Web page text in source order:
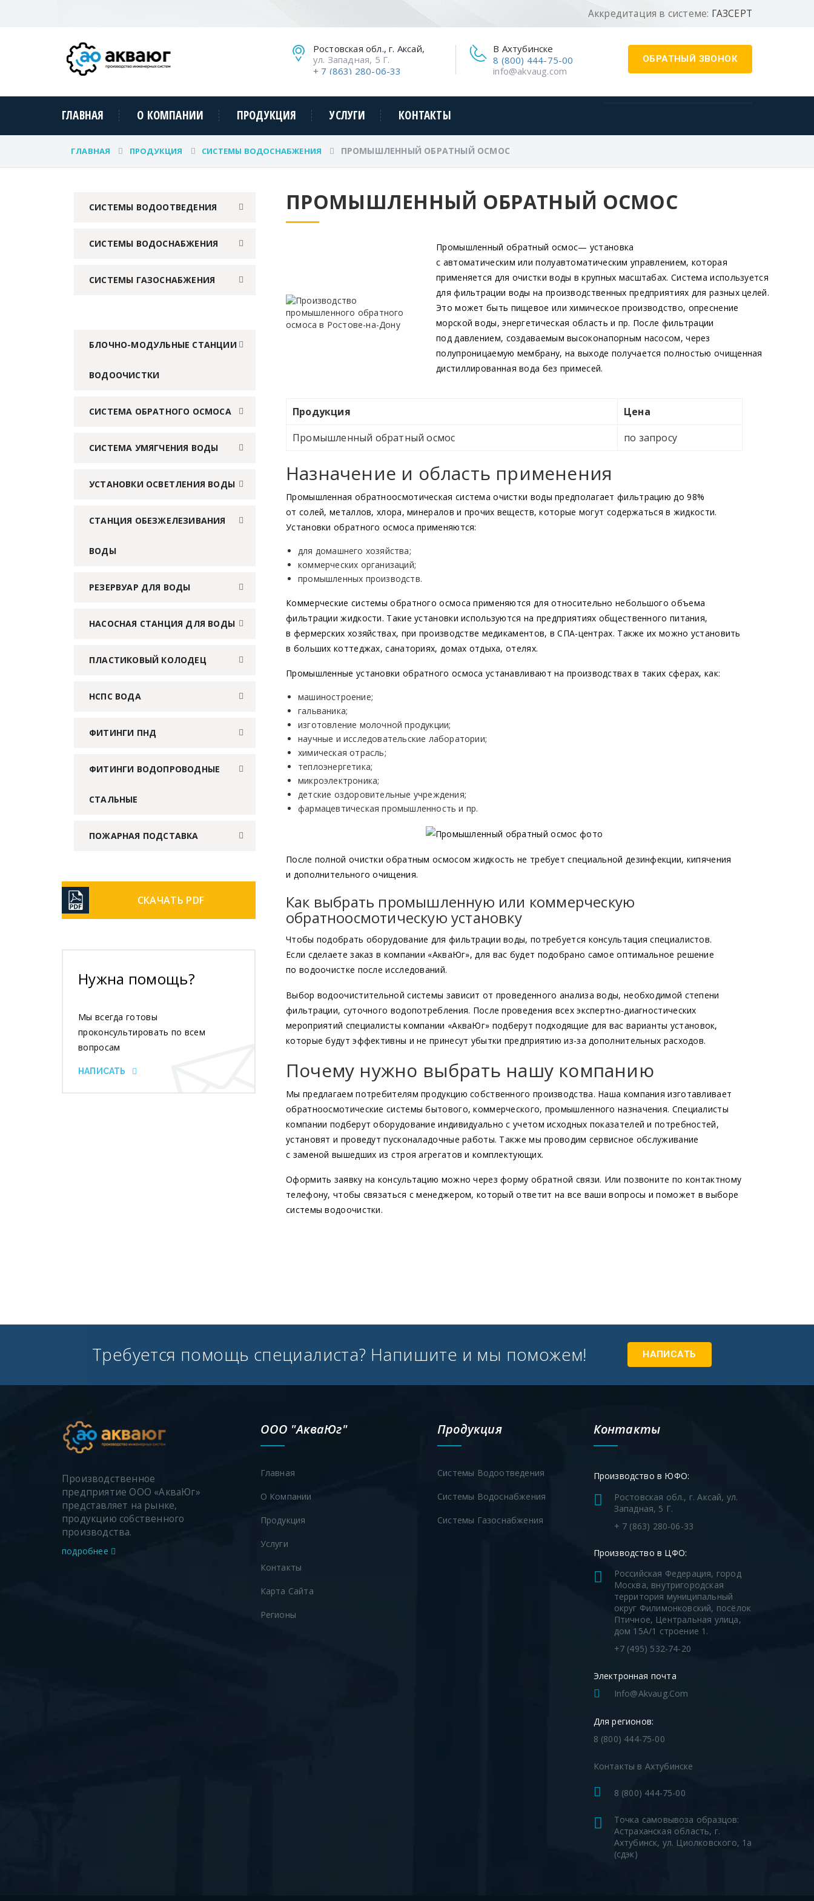
Аккредитация в системе: ГАЗСЕРТ
ОБРАТНЫЙ ЗВОНОК
В Ахтубинске
8 (800) 444-75-00
info@akvaug.com
Ростовская обл., г. Аксай,
ул. Западная, 5 Г.
+ 7 (863) 280-06-33
ГЛАВНАЯ О КОМПАНИИ ПРОДУКЦИЯ УСЛУГИ КОНТАКТЫ
ГЛАВНАЯ ПРОДУКЦИЯ СИСТЕМЫ ВОДОСНАБЖЕНИЯ ПРОМЫШЛЕННЫЙ ОБРАТНЫЙ ОСМОС
СИСТЕМЫ ВОДООТВЕДЕНИЯ
СИСТЕМЫ ВОДОСНАБЖЕНИЯ
СИСТЕМЫ ГАЗОСНАБЖЕНИЯ
БЛОЧНО-МОДУЛЬНЫЕ СТАНЦИИ
ВОДООЧИСТКИ
СИСТЕМА ОБРАТНОГО ОСМОСА
СИСТЕМА УМЯГЧЕНИЯ ВОДЫ
УСТАНОВКИ ОСВЕТЛЕНИЯ ВОДЫ
СТАНЦИЯ ОБЕЗЖЕЛЕЗИВАНИЯ
ВОДЫ
РЕЗЕРВУАР ДЛЯ ВОДЫ
НАСОСНАЯ СТАНЦИЯ ДЛЯ ВОДЫ
ПЛАСТИКОВЫЙ КОЛОДЕЦ
НСПС ВОДА
ФИТИНГИ ПНД
ФИТИНГИ ВОДОПРОВОДНЫЕ
СТАЛЬНЫЕ
ПОЖАРНАЯ ПОДСТАВКА
СКАЧАТЬ PDF
Нужна помощь?
Мы всегда готовы
проконсультировать по всем
вопросам
НАПИСАТЬ
ПРОМЫШЛЕННЫЙ ОБРАТНЫЙ ОСМОС
Промышленный обратный осмос— установка
с автоматическим или полуавтоматическим управлением, которая
применяется для очистки воды в крупных масштабах. Система используется
для фильтрации воды на производственных предприятиях для разных целей.
Это может быть пищевое или химическое производство, опреснение
морской воды, энергетическая область и пр. После фильтрации
под давлением, создаваемым высоконапорным насосом, через
полупроницаемую мембрану, на выходе получается полностью очищенная
дистиллированная вода без примесей.
Продукция
Цена
Промышленный обратный осмос
по запросу
Назначение и область применения
Промышленная обратноосмотическая система очистки воды предполагает фильтрацию до 98%
от солей, металлов, хлора, минералов и прочих веществ, которые могут содержаться в жидкости.
Установки обратного осмоса применяются:
для домашнего хозяйства;
коммерческих организаций;
промышленных производств.
Коммерческие системы обратного осмоса применяются для относительно небольшого объема
фильтрации жидкости. Такие установки используются на предприятиях общественного питания,
в фермерских хозяйствах, при производстве медикаментов, в СПА-центрах. Также их можно установить
в больших коттеджах, санаториях, домах отдыха, отелях.
Промышленные установки обратного осмоса устанавливают на производствах в таких сферах, как:
машиностроение;
гальваника;
изготовление молочной продукции;
научные и исследовательские лаборатории;
химическая отрасль;
теплоэнергетика;
микроэлектроника;
детские оздоровительные учреждения;
фармацевтическая промышленность и пр.
После полной очистки обратным осмосом жидкость не требует специальной дезинфекции, кипячения
и дополнительного очищения.
Как выбрать промышленную или коммерческую
обратноосмотическую установку
Чтобы подобрать оборудование для фильтрации воды, потребуется консультация специалистов.
Если сделаете заказ в компании «АкваЮг», для вас будет подобрано самое оптимальное решение
по водоочистке после исследований.
Выбор водоочистительной системы зависит от проведенного анализа воды, необходимой степени
фильтрации, суточного водопотребления. После проведения всех экспертно-диагностических
мероприятий специалисты компании «АкваЮг» подберут подходящие для вас варианты установок,
которые будут эффективны и не принесут убытки предприятию из-за дополнительных расходов.
Почему нужно выбрать нашу компанию
Мы предлагаем потребителям продукцию собственного производства. Наша компания изготавливает
обратноосмотические системы бытового, коммерческого, промышленного назначения. Специалисты
компании подберут оборудование индивидуально с учетом исходных показателей и потребностей,
установят и проведут пусконаладочные работы. Также мы проводим сервисное обслуживание
с заменой вышедших из строя агрегатов и комплектующих.
Оформить заявку на консультацию можно через форму обратной связи. Или позвоните по контактному
телефону, чтобы связаться с менеджером, который ответит на все ваши вопросы и поможет в выборе
системы водоочистки.
Требуется помощь специалиста? Напишите и мы поможем! НАПИСАТЬ
Производственное
предприятие ООО «АкваЮг»
представляет на рынке,
продукцию собственного
производства.
подробнее
ООО "АкваЮг"
Главная
О Компании
Продукция
Услуги
Контакты
Карта Сайта
Регионы
Продукция
Системы Водоотведения
Системы Водоснабжения
Системы Газоснабжения
Контакты
Производство в ЮФО:
Ростовская обл., г. Аксай, ул.
Западная, 5 Г.
+ 7 (863) 280-06-33
Производство в ЦФО:
Российская Федерация, город
Москва, внутригородская
территория муниципальный
округ Филимонковский, посёлок
Птичное, Центральная улица,
дом 15А/1 строение 1.
+7 (495) 532-74-20
Электронная почта
Info@akvaug.com
Для регионов:
8 (800) 444-75-00
Контакты в Ахтубинске
8 (800) 444-75-00
Точка самовывоза образцов:
Астраханская область, г.
Ахтубинск, ул. Циолковского, 1а
(сдэк)